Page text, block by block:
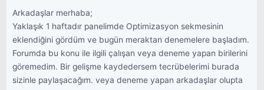
Arkadaşlar merhaba;
Yaklaşık 1 haftadır panelimde Optimizasyon sekmesinin
eklendiğini gördüm ve bugün meraktan denemelere başladım.
Forumda bu konu ile ilgili çalışan veya deneme yapan birilerini
göremedim. Bir gelişme kaydedersem tecrübelerimi burada
sizinle paylaşacağım. veya deneme yapan arkadaşlar olupta